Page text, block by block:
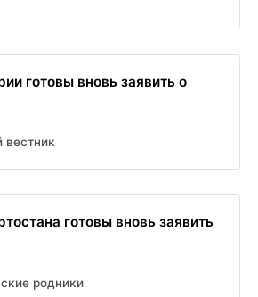
готовы вновь заявить о
вестник
готовы вновь заявить
родники